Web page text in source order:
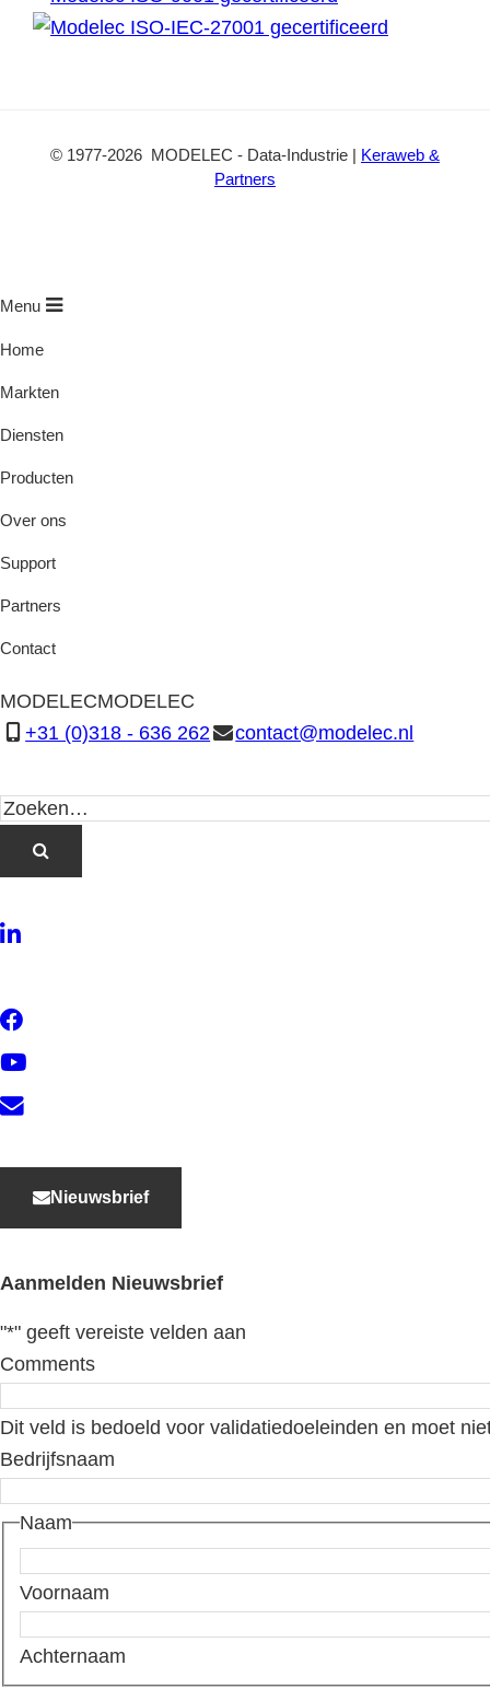
o
b
© 1977-2026 MODELEC - Data-Industrie | Keraweb &
Partners
Menu
Home
Markten
Diensten
Producten
Over ons
Support
Partners
Contact
MODELECMODELEC
+31 (0)318 - 636 262
contact@modelec.nl
LinkedIn
YouTube
Contact
Nieuwsbrief
Aanmelden Nieuwsbrief
"*" geeft vereiste velden aan
Comments
Dit veld is bedoeld voor validatiedoeleinden en moet
Bedrijfsnaam
Naam
Voornaam
Achternaam